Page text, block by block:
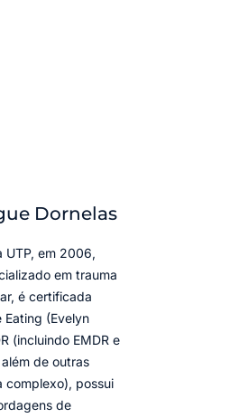
Dornelas
UTP, em 2006,
em trauma
é certificada
(Evelyn
(incluindo EMDR e
de outras
complexo), possui
de